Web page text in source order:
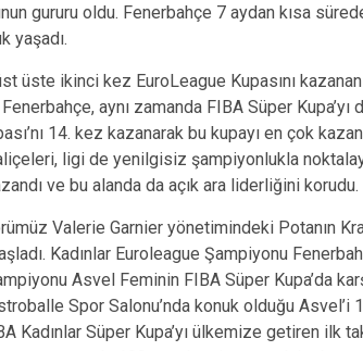
gururu oldu. Fenerbahçe 7 aydan kısa
yaşadı.
üste ikinci kez EuroLeague Kupasını
Fenerbahçe, aynı zamanda FIBA Süper
14. kez kazanarak bu kupayı en çok
ligi de yenilgisiz şampiyonlukla
ve bu alanda da açık ara liderliğini korudu.
Valerie Garnier yönetimindeki Potanın
Kadınlar Euroleague Şampiyonu
Asvel Feminin FIBA Süper Kupa’da
Spor Salonu’nda konuk olduğu Asvel’i
Kadınlar Süper Kupa’yı ülkemize getiren ilk